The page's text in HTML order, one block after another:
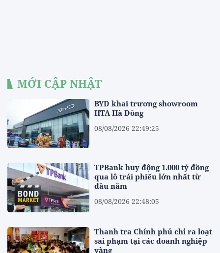
MỚI CẬP NHẬT
BYD khai trương showroom
HTA Hà Đông
08/08/2026 22:49:25
TPBank huy động 1.000 tỷ đồng
qua lô trái phiếu lớn nhất từ
đầu năm
08/08/2026 22:48:05
Thanh tra Chính phủ chỉ ra loạt
sai phạm tại các doanh nghiệp
vàng